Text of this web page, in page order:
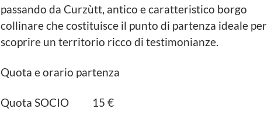
passando da Curzùtt, antico e caratteristico borgo
collinare che costituisce il punto di partenza ideale per
scoprire un territorio ricco di testimonianze.
Quota e orario partenza
Quota SOCIO 15 €